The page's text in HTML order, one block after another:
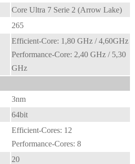
Core Ultra 7 Serie 2 (Arrow Lake)
265
Efficient-Core: 1,80 GHz / 4,60GHz
Performance-Core: 2,40 GHz / 5,30
GHz
3nm
64bit
Efficient-Cores: 12
Performance-Cores: 8
20